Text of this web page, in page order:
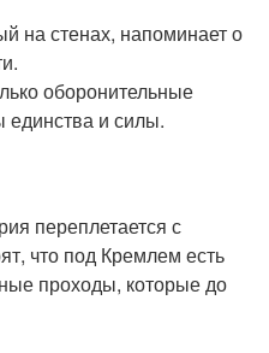
на стенах, напоминает о
оборонительные
и силы.
переплетается с
что под Кремлем есть
проходы, которые до